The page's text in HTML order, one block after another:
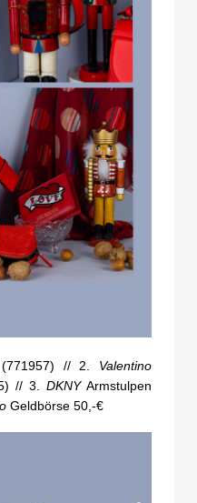
// 2. Valentino
// 3.
DKNYArmstulpen
Geldbörse 50,-€